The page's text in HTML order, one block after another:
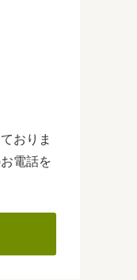
おりま
電話を